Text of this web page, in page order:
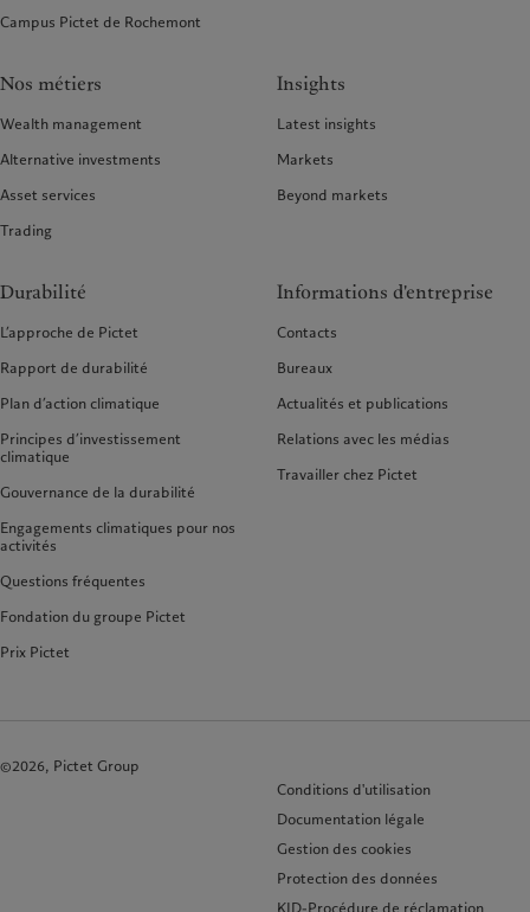
Campus Pictet de Rochemont
Nos métiers
Wealth management
Alternative investments
Asset services
Trading
Insights
Latest insights
Markets
Beyond markets
Durabilité
L’approche de Pictet
Rapport de durabilité
Plan d’action climatique
Principes d’investissement
climatique
Gouvernance de la durabilité
Engagements climatiques pour nos
activités
Questions fréquentes
Fondation du groupe Pictet
Prix Pictet
Informations d'entreprise
Contacts
Bureaux
Actualités et publications
Relations avec les médias
Travailler chez Pictet
©2026, Pictet Group
Conditions d'utilisation
Documentation légale
Gestion des cookies
Protection des données